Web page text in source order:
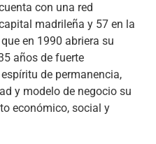
con una red
madrileña y 57 en la
en 1990 abriera su
años de fuerte
de permanencia,
y modelo de negocio su
económico, social y